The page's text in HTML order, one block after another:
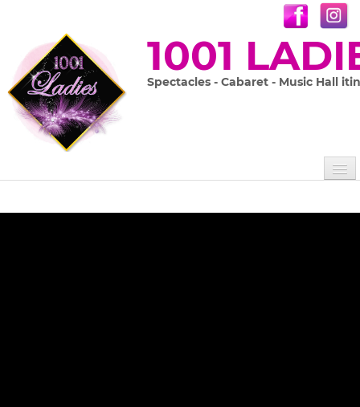
1001
Spectacles - Cabaret - Music Hall